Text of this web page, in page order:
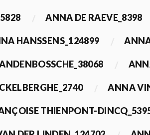
ANNA DE RAEVE_8398
HANSSENS_124899
ANNA
THIENPONT-